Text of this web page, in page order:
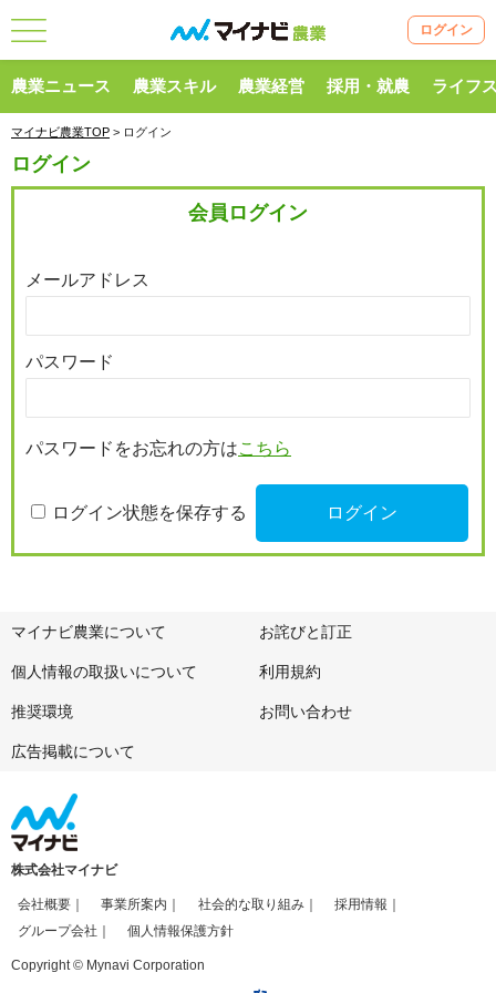
ログイン
農業ニュース 農業スキル 農業経営 採用・就農 ライフ
マイナビ農業TOP > ログイン
ログイン
会員ログイン
メールアドレス
パスワード
パスワードをお忘れの方はこちら
ログイン状態を保存する
マイナビ農業について お詫びと訂正
個人情報の取扱いについて 利用規約
推奨環境 お問い合わせ
広告掲載について
株式会社マイナビ
会社概要 事業所案内 社会的な取り組み
採用情報
グループ会社
個人情報保護方針
Copyright © Mynavi Corporation